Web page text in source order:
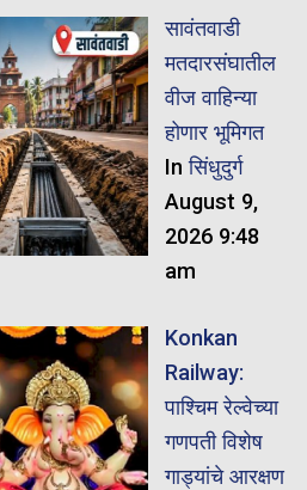
सावंतवाडी
मतदारसंघातील
वीज वाहिन्या
होणार भूमिगत
Inसिंधुदुर्ग
August 9,
2026 9:48
am
Konkan
Railway:
पाश्चिम रेल्वेच्या
गणपती विशेष
गाड्यांचे आरक्षण